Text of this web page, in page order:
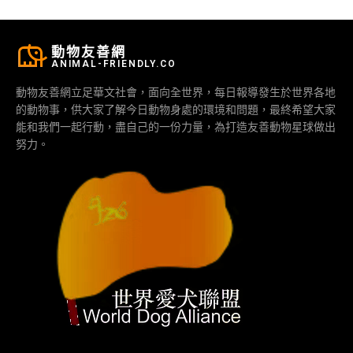
動物友善網
ANIMAL-FRIENDLY.CO
動物友善網立足華文社會，面向全世界，每日報導發生於世界各地
的動物事，供大家了解今日動物身處的環境和問題，最終希望大家
能和我們一起行動，盡自己的一份力量，為打造友善動物星球做出
努力。